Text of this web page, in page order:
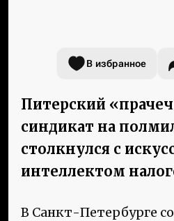
В избранное
Питерский
синдикат на
столкнулся с
интеллектом
В Санкт-Петербурге